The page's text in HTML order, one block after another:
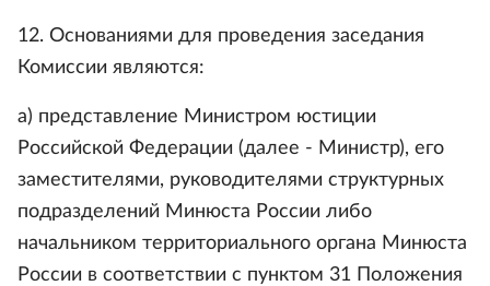
12. Основаниями для проведения заседания
Комиссии являются:
а) представление Министром юстиции
Российской Федерации (далее - Министр), его
заместителями, руководителями структурных
подразделений Минюста России либо
начальником территориального органа Минюста
России в соответствии с пунктом 31 Положения